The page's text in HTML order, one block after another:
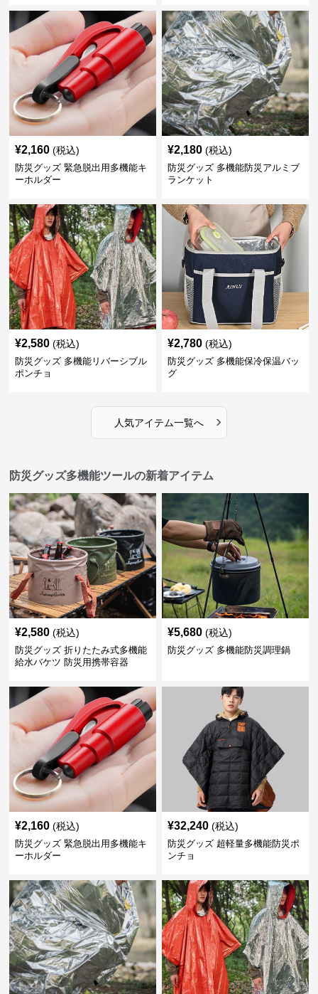
¥2,160 (税込)
防災グッズ 緊急脱出用多機能キ
ーホルダー
¥2,180 (税込)
防災グッズ 多機能防災アルミブ
ランケット
¥2,580 (税込)
防災グッズ 多機能リバーシブル
ポンチョ
¥2,780 (税込)
防災グッズ 多機能保冷保温バッ
グ
人気アイテム一覧へ ›
防災グッズ多機能ツールの新着アイテム
¥2,580 (税込)
防災グッズ 折りたたみ式多機能
給水バケツ 防災用携帯容器
¥5,680 (税込)
防災グッズ 多機能防災調理鍋
¥2,160 (税込)
防災グッズ 緊急脱出用多機能キ
ーホルダー
¥32,240 (税込)
防災グッズ 超軽量多機能防災ポ
ンチョ